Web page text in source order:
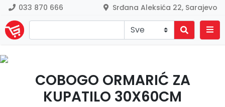
033 870 666 Srđana Aleksića 22, Sarajevo
COBOGO ORMARIĆ ZA
KUPATILO 30X60CM